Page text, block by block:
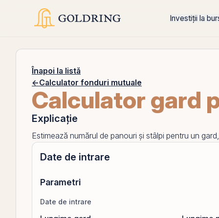
Investiții la
Înapoi la listă
←Calculator fonduri mutuale
Calculator gard
Explicație
Estimează numărul de panouri și stâlpi pentru un
Date de intrare
Parametri
Date de intrare